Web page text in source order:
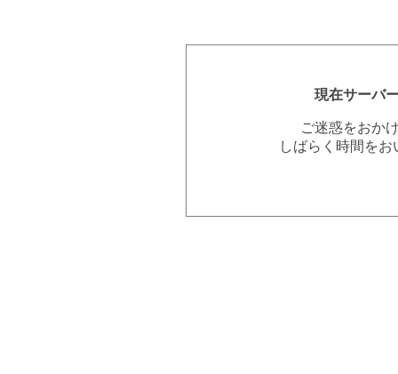
現在サーバ
ご迷惑をおか
しばらく時間を